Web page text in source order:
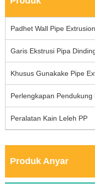
Padhet Wall Pipe
Garis Ekstrusi Pipa
Khusus Gunakake Pipe
Perlengkapan Pendukung
Peralatan Kain Leleh PP
Produk Anyar